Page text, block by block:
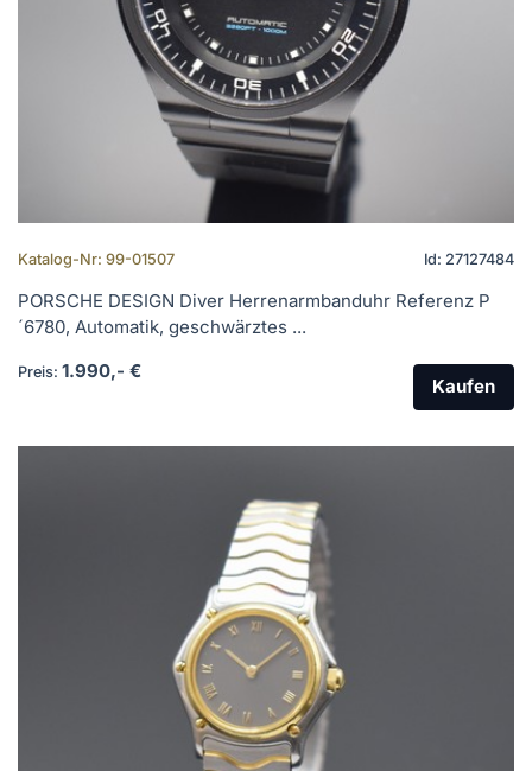
Katalog-Nr: 99-01507 Id: 27127484
PORSCHE DESIGN Diver Herrenarmbanduhr Referenz P
´6780, Automatik, geschwärztes ...
Preis: 1.990,- €
Kaufen